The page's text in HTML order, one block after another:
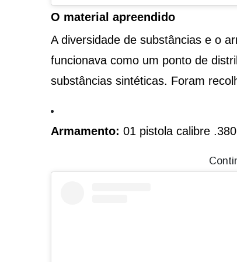
O material apreendido
A diversidade de substâncias e o
funcionava como um ponto de
substâncias sintéticas. Foram
Armamento: 01 pistola calibre